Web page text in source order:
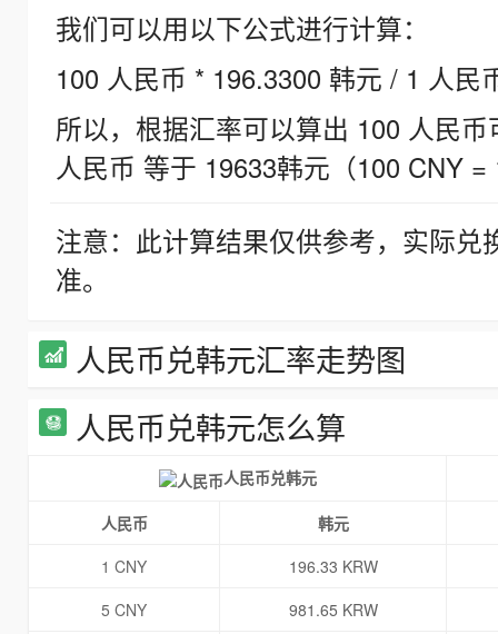
我们可以用以下公式进行计算：
100 人民币 * 196.3300 韩元 / 1 人民
所以，根据汇率可以算出 100 人民
人民币 等于 19633韩元（100 CNY =
注意：此计算结果仅供参考，实际
准。
人民币兑韩元汇率走势图
人民币兑韩元怎么算
人民币兑韩元
人民币
韩元
1 CNY
196.33 KRW
5 CNY
981.65 KRW